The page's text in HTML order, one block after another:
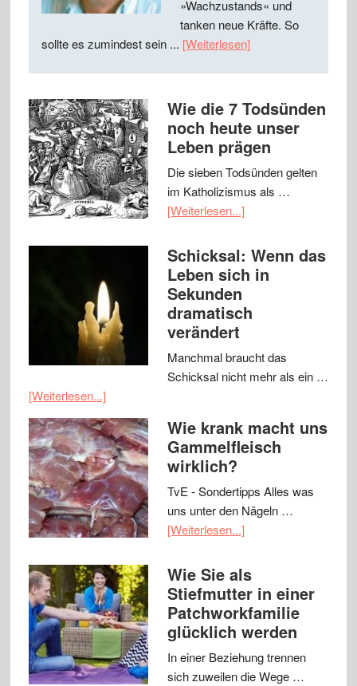
»Wachzustands« und
tanken neue Kräfte. So
sollte es zumindest sein ... [Weiterlesen]
Wie die 7 Todsünden
noch heute unser
Leben prägen
Die sieben Todsünden gelten
im Katholizismus als …
[Weiterlesen...]
Schicksal: Wenn das
Leben sich in
Sekunden
dramatisch
verändert
Manchmal braucht das
Schicksal nicht mehr als ein …
[Weiterlesen...]
Wie krank macht uns
Gammelfleisch
wirklich?
TvE - Sondertipps Alles was
uns unter den Nägeln …
[Weiterlesen...]
Wie Sie als
Stiefmutter in einer
Patchworkfamilie
glücklich werden
In einer Beziehung trennen
sich zuweilen die Wege …